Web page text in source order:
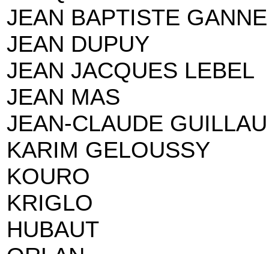
JEAN BAPTISTE GANNE
JEAN DUPUY
JEAN JACQUES LEBEL
JEAN MAS
JEAN-CLAUDE
KARIM GELOUSSY
KOURO
KRIGLO
HUBAUT